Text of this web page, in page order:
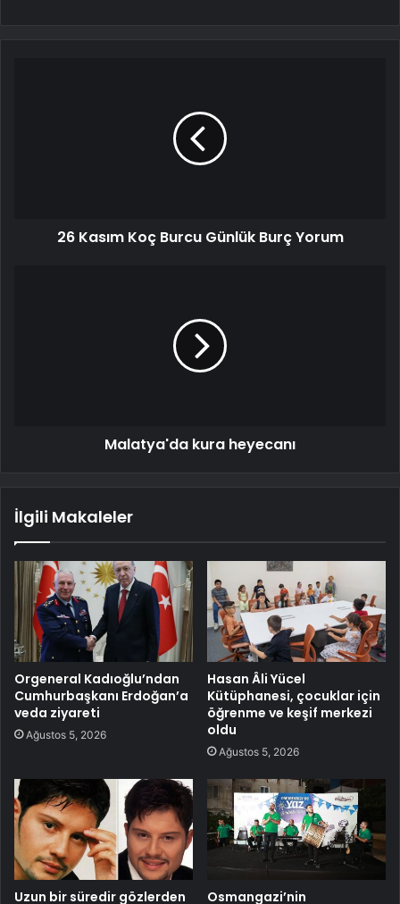
26 Kasım Koç Burcu Günlük Burç Yorum
Malatya'da kura heyecanı
İlgili Makaleler
Orgeneral Kadıoğlu’ndan
Cumhurbaşkanı Erdoğan’a
veda ziyareti
Ağustos 5, 2026
Hasan Âli Yücel
Kütüphanesi, çocuklar için
öğrenme ve keşif merkezi
oldu
Ağustos 5, 2026
Uzun bir süredir gözlerden Osmangazi’nin